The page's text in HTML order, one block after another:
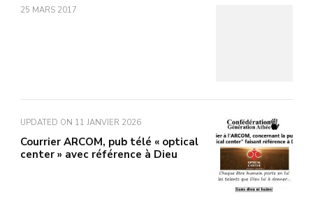
25 MARS 2017
UPDATED ON 11 JANVIER 2026
Courrier ARCOM, pub télé « optical
center » avec référence à Dieu